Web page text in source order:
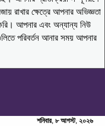
রাখার ক্ষেত্রে আপনার অভিজ্ঞতা
আপনার এবং অন্যান্য নিউ
পরিবর্তন আনার সময় আপনার
শনিবার, ৮ আগস্ট, ২০২৬